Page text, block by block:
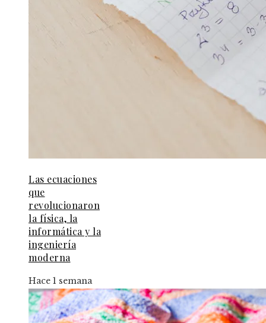
Las ecuaciones
que
revolucionaron
la física, la
informática y la
ingeniería
moderna
Hace 1 semana